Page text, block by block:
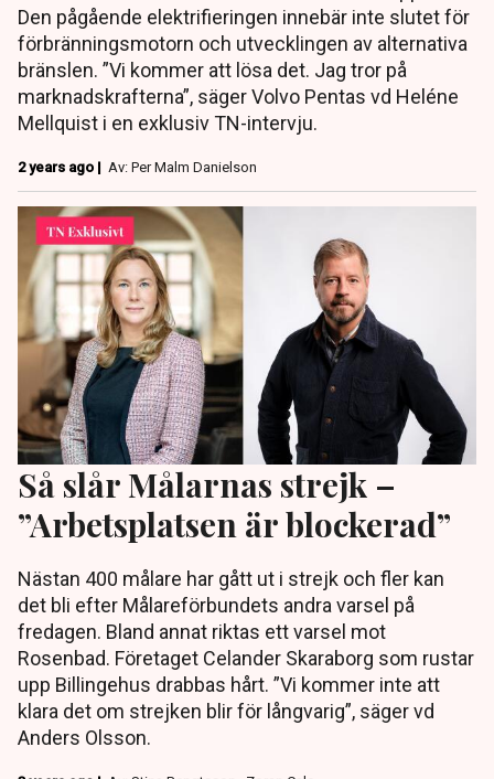
Den pågående elektrifieringen innebär inte slutet för
förbränningsmotorn och utvecklingen av alternativa
bränslen. ”Vi kommer att lösa det. Jag tror på
marknadskrafterna”, säger Volvo Pentas vd Heléne
Mellquist i en exklusiv TN-intervju.
2 years ago | Av: Per Malm Danielson
Så slår Målarnas strejk –
”Arbetsplatsen är blockerad”
Nästan 400 målare har gått ut i strejk och fler kan
det bli efter Målareförbundets andra varsel på
fredagen. Bland annat riktas ett varsel mot
Rosenbad. Företaget Celander Skaraborg som rustar
upp Billingehus drabbas hårt. ”Vi kommer inte att
klara det om strejken blir för långvarig”, säger vd
Anders Olsson.